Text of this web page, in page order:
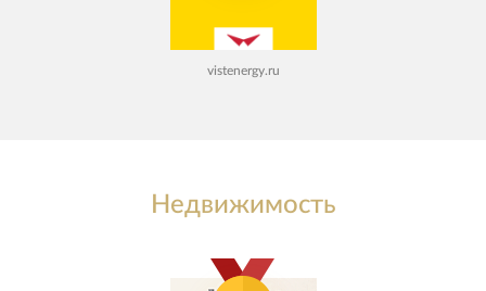
vistenergy.ru
Недвижимость